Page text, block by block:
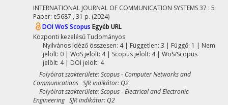
INTERNATIONAL JOURNAL OF COMMUNICATION SYSTEMS37 : 5
Paper: e5687 , 31 p. (2024)
DOIWoS Scopus Egyéb URL
Központi kezelésűTudományos
Nyilvános idéző összesen: 4| Független: 3 | Függő: 1 | Nem
jelölt: 0 | WoS jelölt: 4 | Scopus jelölt: 4 | WoS/Scopus
jelölt: 4 | DOI jelölt: 4
Folyóirat szakterülete: Scopus - Computer Networks and
Communications SJR indikátor: Q2
Folyóirat szakterülete: Scopus - Electrical and Electronic
Engineering SJR indikátor: Q2